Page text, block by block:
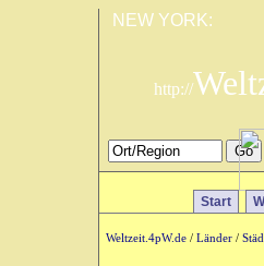
NEW YORK:
http://
Start
Weltzeit.4pW.de / Länder /